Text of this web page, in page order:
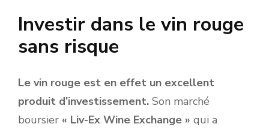
Investir dans le vin rouge
sans risque
Le vin rouge est en effet un excellent
produit d’investissement. Son marché
boursier « Liv-Ex Wine Exchange » qui a